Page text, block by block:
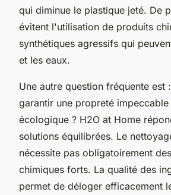
qui diminue le plastique jeté. De
évitent l'utilisation de produits
synthétiques agressifs qui
et les eaux.
Une autre question fréquente est
garantir une propreté
écologique ? H2O at Home
solutions équilibrées. Le
nécessite pas obligatoirement
chimiques forts. La qualité des
permet de déloger efficacement